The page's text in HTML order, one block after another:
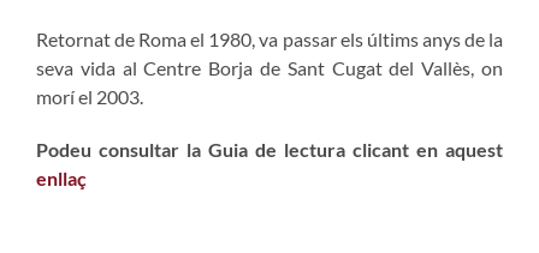
Retornat de Roma el 1980, va passar els últims anys de la
seva vida al Centre Borja de Sant Cugat del Vallès, on
morí el 2003.
Podeu consultar la Guia de lectura clicant en aquest
enllaç